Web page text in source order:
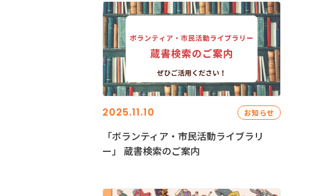
2025.11.10 お知らせ
「ボランティア・市民活動ライブラリ
ー」 蔵書検索のご案内